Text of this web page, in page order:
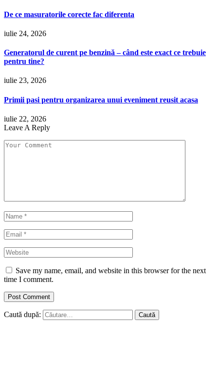
De ce masuratorile corecte fac diferenta
iulie 24, 2026
Generatorul de curent pe benzină – când este exact ce trebuie
pentru tine?
iulie 23, 2026
Primii pasi pentru organizarea unui eveniment reusit acasa
iulie 22, 2026
Leave A Reply
Save my name, email, and website in this browser for the next
time I comment.
Caută după: